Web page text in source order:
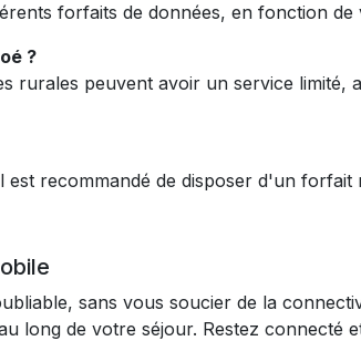
forfaits de données, en fonction de
?
rurales peuvent avoir un service limité,
est recommandé de disposer d'un
sans vous soucier de la
long de votre séjour. Restez connecté